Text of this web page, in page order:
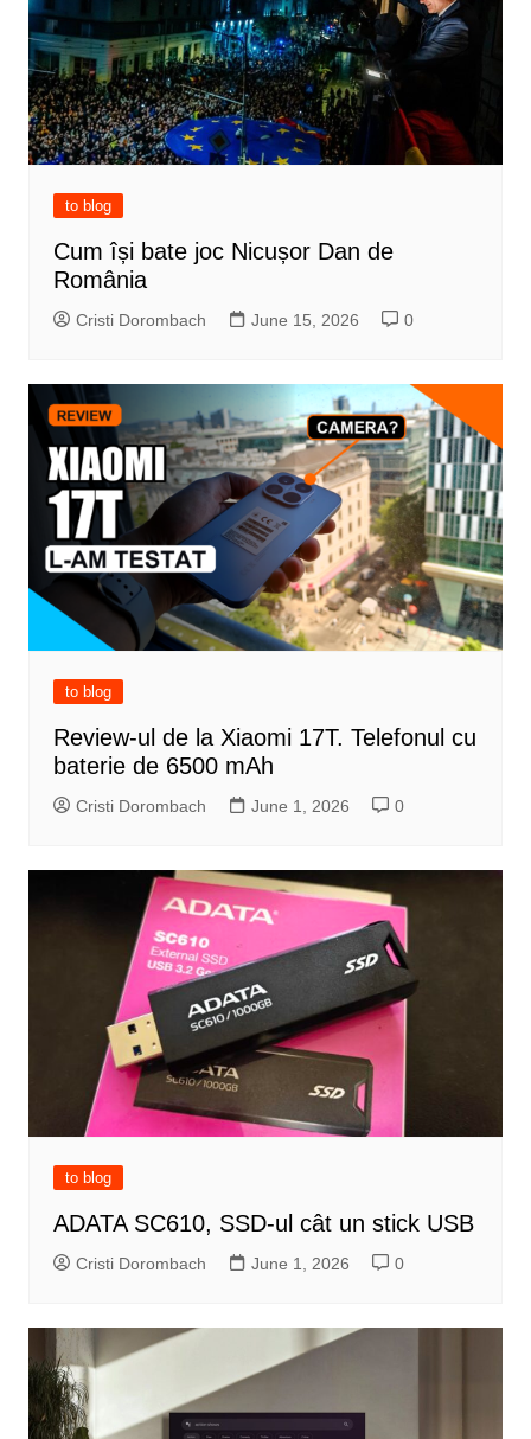
to blog
Cum își bate joc Nicușor Dan de
România
Cristi Dorombach June 15, 2026 0
to blog
Review-ul de la Xiaomi 17T. Telefonul cu
baterie de 6500 mAh
Cristi Dorombach June 1, 2026 0
to blog
ADATA SC610, SSD-ul cât un stick USB
Cristi Dorombach June 1, 2026 0